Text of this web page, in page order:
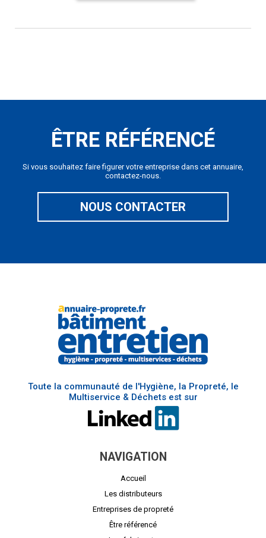
ÊTRE RÉFÉRENCÉ
Si vous souhaitez faire figurer votre entreprise dans cet annuaire,
contactez-nous.
NOUS CONTACTER
Toute la communauté de l'Hygiène, la Propreté, le
Multiservice & Déchets est sur
NAVIGATION
Accueil
Les distributeurs
Entreprises de propreté
Être référencé